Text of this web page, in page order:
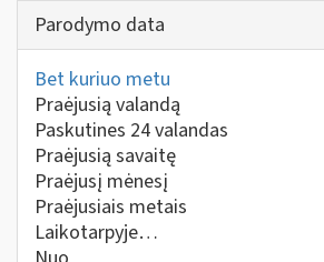
Parodymo data
Bet kuriuo metu
Praėjusią valandą
Paskutines 24 valandas
Praėjusią savaitę
Praėjusį mėnesį
Praėjusiais metais
Laikotarpyje…